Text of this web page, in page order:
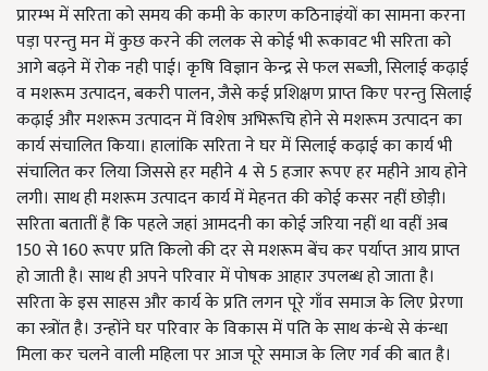
प्रारम्भ में सरिता को समय की कमी के कारण कठिनाइंयों का सामना करना
पड़ा परन्तु मन में कुछ करने की ललक से कोई भी रूकावट भी सरिता को
आगे बढ़ने में रोक नही पाई। कृषि विज्ञान केन्द्र से फल सब्जी, सिलाई कढ़ाई
व मशरूम उत्पादन, बकरी पालन, जैसे कई प्रशिक्षण प्राप्त किए परन्तु सिलाई
कढ़ाई और मशरूम उत्पादन में विशेष अभिरूचि होने से मशरूम उत्पादन का
कार्य संचालित किया। हालांकि सरिता ने घर में सिलाई कढ़ाई का कार्य भी
संचालित कर लिया जिससे हर महीने 4 से 5 हजार रूपए हर महीने आय होने
लगी। साथ ही मशरूम उत्पादन कार्य में मेहनत की कोई कसर नहीं छोड़ी।
सरिता बतातीं हैं कि पहले जहां आमदनी का कोई जरिया नहीं था वहीं अब
150 से 160 रूपए प्रति किलो की दर से मशरूम बेंच कर पर्याप्त आय प्राप्त
हो जाती है। साथ ही अपने परिवार में पोषक आहार उपलब्ध हो जाता है।
सरिता के इस साहस और कार्य के प्रति लगन पूरे गाँव समाज के लिए प्रेरणा
का स्त्रोंत है। उन्होंने घर परिवार के विकास में पति के साथ कंन्धे से कंन्धा
मिला कर चलने वाली महिला पर आज पूरे समाज के लिए गर्व की बात है।